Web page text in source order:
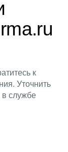
к
Уточнить
в службе